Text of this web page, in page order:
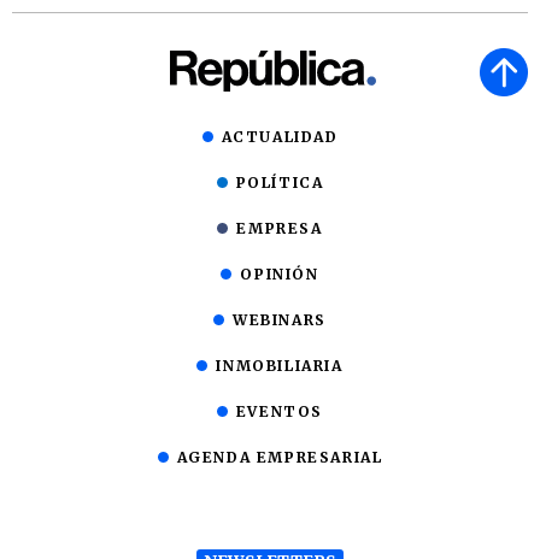
ACTUALIDAD
POLÍTICA
EMPRESA
OPINIÓN
WEBINARS
INMOBILIARIA
EVENTOS
AGENDA EMPRESARIAL